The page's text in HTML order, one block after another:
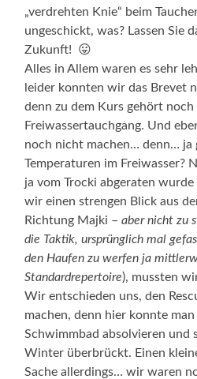
„verdrehten Knie“ beim
ungeschickt, was? Lassen Sie
Zukunft! 😛
Alles in Allem waren es sehr
leider konnten wir das Brevet
denn zu dem Kurs gehört noch
Freiwassertauchgang. Und
noch nicht machen… denn… ja
Temperaturen im Freiwasser?
ja vom Trocki abgeraten
wir einen strengen Blick aus
Richtung Majki –aber nicht zu
die Taktik, ursprünglich mal
den Haufen zu werfen ja
Standardrepertoire), mussten
Wir entschieden uns, den
machen, denn hier konnte
Schwimmbad absolvieren und
Winter überbrückt. Einen
Sache allerdings… wir waren